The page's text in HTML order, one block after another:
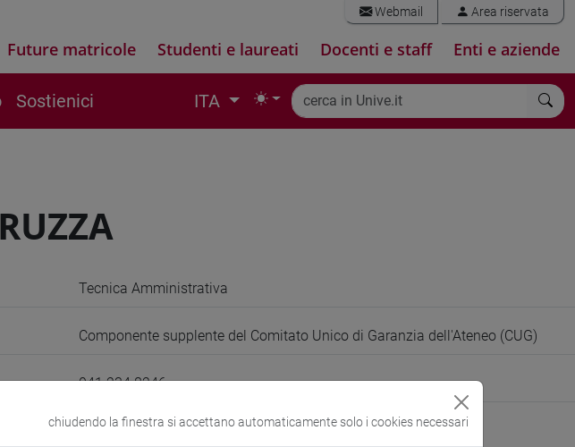
Webmail Area riservata
Future matricole Studenti e laureati Docenti e staff Enti e aziende
Sostienici ITA
Tecnica Amministrativa
Componente supplente del Comitato Unico di Garanzia dell'Ateneo (CUG)
041 234 8246
sara.ruzza@unive.it
chiudendo la finestra si accettano automaticamente solo i cookies necessari